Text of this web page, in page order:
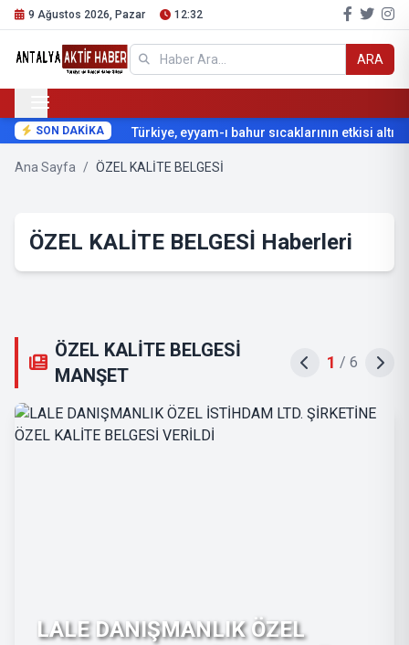
9 Ağustos 2026, Pazar 12:32
ARA
SON DAKİKA Türkiye, eyyam-ı bahur sıcaklarının etkisi
Ana Sayfa / ÖZEL KALİTE BELGESİ
ÖZEL KALİTE BELGESİ Haberleri
ÖZEL KALİTE BELGESİ
MANŞET
1 / 6
LALE DANIŞMANLIK ÖZEL